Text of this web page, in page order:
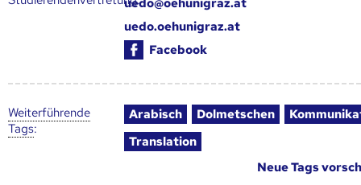
uedo.oehunigraz.at
Facebook
Weiter­führende
Tags:
Arabisch Dolmetschen
Translation
Neue Tags